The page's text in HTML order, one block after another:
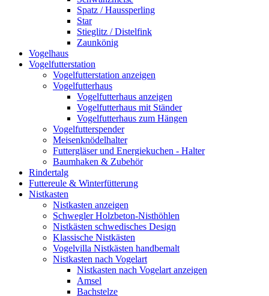
Spatz / Haussperling
Star
Stieglitz / Distelfink
Zaunkönig
Vogelhaus
Vogelfutterstation
Vogelfutterstation anzeigen
Vogelfutterhaus
Vogelfutterhaus anzeigen
Vogelfutterhaus mit Ständer
Vogelfutterhaus zum Hängen
Vogelfutterspender
Meisenknödelhalter
Futtergläser und Energiekuchen - Halter
Baumhaken & Zubehör
Rindertalg
Futtereule & Winterfütterung
Nistkasten
Nistkasten anzeigen
Schwegler Holzbeton-Nisthöhlen
Nistkästen schwedisches Design
Klassische Nistkästen
Vogelvilla Nistkästen handbemalt
Nistkasten nach Vogelart
Nistkasten nach Vogelart anzeigen
Amsel
Bachstelze